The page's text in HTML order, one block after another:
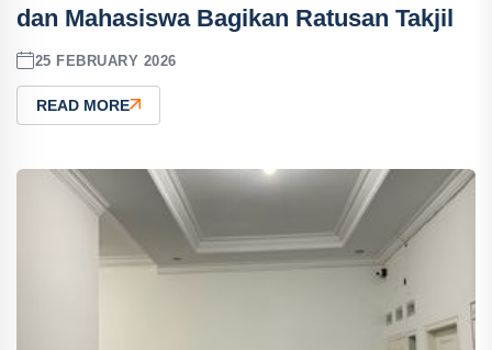
dan Mahasiswa Bagikan Ratusan Takjil
25 FEBRUARY 2026
READ MORE